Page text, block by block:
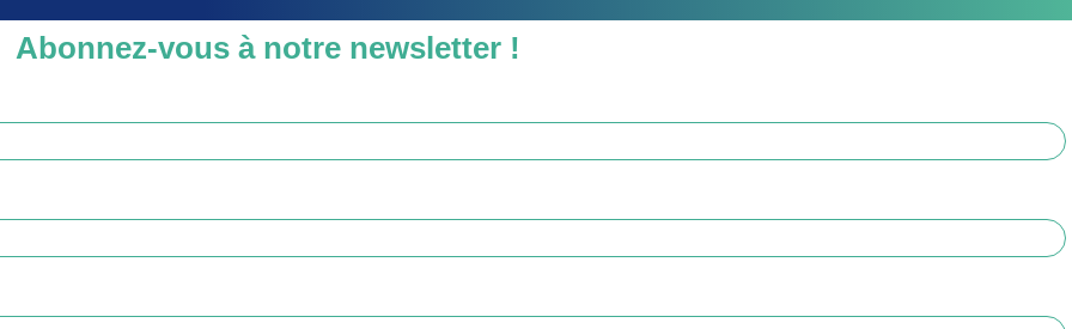
Abonnez-vous à notre newsletter !